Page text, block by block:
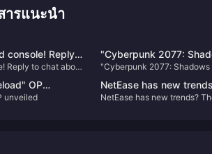
ารแนะนำ
console! Reply
&
Reply to chat about
"Cyberpunk 2077:
hours of new scenes,
"Cyberpunk 2077:
OP
unveiled
NetEase has new
updated again after a
NetEase has new trends?